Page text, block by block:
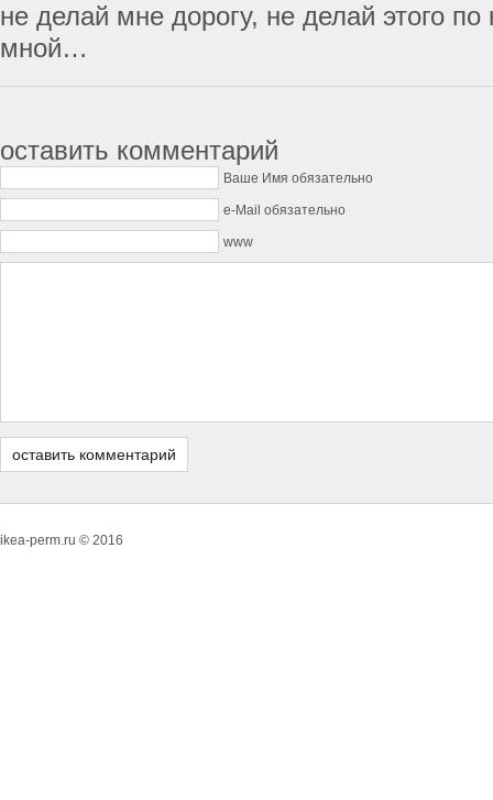
не делай мне дорогу, не делай этого
мной…
оставить комментарий
Ваше Имя обязательно
e-Mail обязательно
www
ikea-perm.ru © 2016